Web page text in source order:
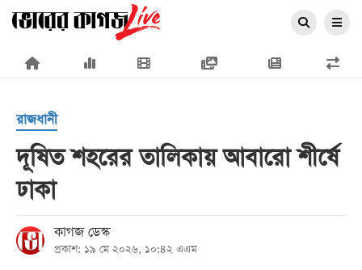
×
প্রচ্ছদ
জাতীয়
রাজনীতি
রাজধানী
দূষিত শহরের তালিকায় আবারো শীর্ষে
ঢাকা
কাগজ ডেস্ক
প্রকাশ: ১৯ মে ২০২৬, ১০:৪২ এএম